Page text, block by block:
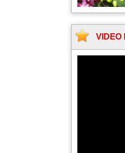
VIDEO